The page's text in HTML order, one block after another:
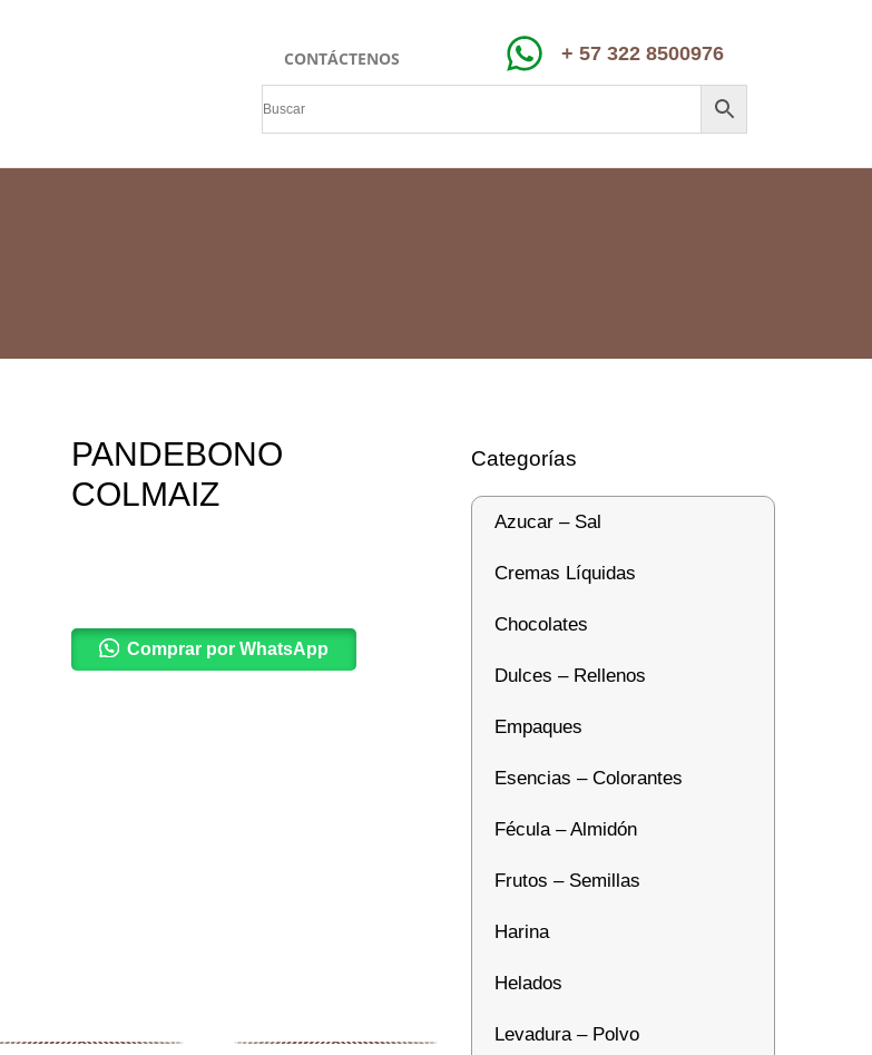
CONTÁCTENOS + 57 322 8500976
PANDEBONO
COLMAIZ
Comprar por WhatsApp
Categorías
Azucar – Sal
Cremas Líquidas
Chocolates
Dulces – Rellenos
Empaques
Esencias – Colorantes
Fécula – Almidón
Frutos – Semillas
Harina
Helados
Levadura – Polvo